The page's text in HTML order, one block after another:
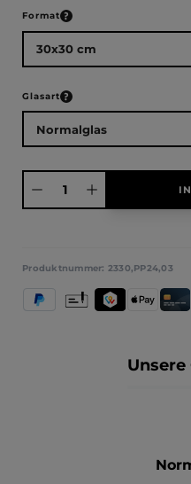
Formatauswählen
Glasartauswählen
Produktnummer: 2330,PP24,03
TWINT
PayPal Apple Pay
Vorkasse
Unsere